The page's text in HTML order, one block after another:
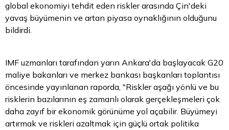
global ekonomiyi tehdit eden riskler arasında Çin'deki
yavaş büyümenin ve artan piyasa oynaklığının olduğunu
bildirdi.
IMF uzmanları tarafından yarın Ankara'da başlayacak G20
maliye bakanları ve merkez bankası başkanları toplantısı
öncesinde yayınlanan raporda, "Riskler aşağı yönlü ve bu
risklerin bazılarının eş zamanlı olarak gerçekleşmeleri çok
daha zayıf bir ekonomik görünüme yol açabilir. Büyümeyi
artırmak ve riskleri azaltmak için güçlü ortak politika